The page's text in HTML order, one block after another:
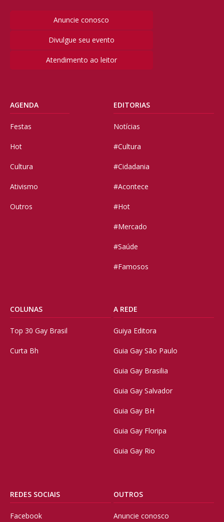
Anuncie conosco
Divulgue seu evento
Atendimento ao leitor
AGENDA
Festas
Hot
Cultura
Ativismo
Outros
EDITORIAS
Notícias
#Cultura
#Cidadania
#Acontece
#Hot
#Mercado
#Saúde
#Famosos
COLUNAS
Top 30 Gay Brasil
Curta Bh
A REDE
Guiya Editora
Guia Gay São Paulo
Guia Gay Brasilia
Guia Gay Salvador
Guia Gay BH
Guia Gay Floripa
Guia Gay Rio
REDES SOCIAIS
Facebook
OUTROS
Anuncie conosco